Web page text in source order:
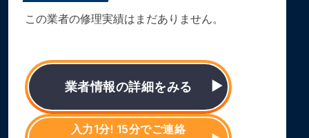
この業者の修理実績はまだありません。
業者情報の詳細をみる
入力1分! 15分でご連絡